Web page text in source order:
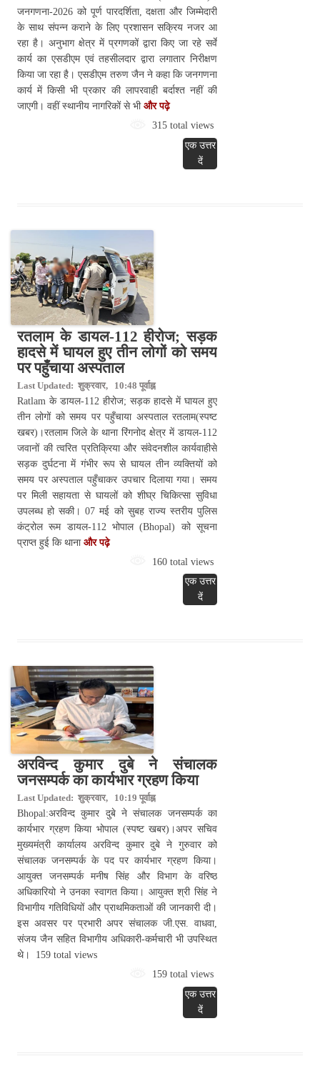
जनगणना-2026 को पूर्ण पारदर्शिता, दक्षता और जिम्मेदारी
के साथ संपन्न कराने के लिए प्रशासन सक्रिय नजर आ
रहा है। अनुभाग क्षेत्र में प्रगणकों द्वारा किए जा रहे सर्वे
कार्य का एसडीएम एवं तहसीलदार द्वारा लगातार निरीक्षण
किया जा रहा है। एसडीएम तरुण जैन ने कहा कि जनगणना
कार्य में किसी भी प्रकार की लापरवाही बर्दाश्त नहीं की
जाएगी। वहीं स्थानीय नागरिकों से भी और पढ़े
315 total views
एक उत्तर
दें
रतलाम के डायल-112 हीरोज; सड़क
हादसे में घायल हुए तीन लोगों को समय
पर पहुँचाया अस्पताल
Last Updated: शुक्रवार, 10:48 पूर्वाह्न
Ratlam के डायल-112 हीरोज; सड़क हादसे में घायल हुए
तीन लोगों को समय पर पहुँचाया अस्पताल रतलाम(स्पष्ट
खबर)।रतलाम जिले के थाना रिंगनोद क्षेत्र में डायल-112
जवानों की त्वरित प्रतिक्रिया और संवेदनशील कार्यवाहीसे
सड़क दुर्घटना में गंभीर रूप से घायल तीन व्यक्तियों को
समय पर अस्पताल पहुँचाकर उपचार दिलाया गया। समय
पर मिली सहायता से घायलों को शीघ्र चिकित्सा सुविधा
उपलब्ध हो सकी। 07 मई को सुबह राज्य स्तरीय पुलिस
कंट्रोल रूम डायल-112 भोपाल (Bhopal) को सूचना
प्राप्त हुई कि थाना और पढ़े
160 total views
एक उत्तर
दें
अरविन्द कुमार दुबे ने संचालक
जनसम्पर्क का कार्यभार ग्रहण किया
Last Updated: शुक्रवार, 10:19 पूर्वाह्न
Bhopal:अरविन्द कुमार दुबे ने संचालक जनसम्पर्क का
कार्यभार ग्रहण किया भोपाल (स्पष्ट खबर)।अपर सचिव
मुख्यमंत्री कार्यालय अरविन्द कुमार दुबे ने गुरुवार को
संचालक जनसम्पर्क के पद पर कार्यभार ग्रहण किया।
आयुक्त जनसम्पर्क मनीष सिंह और विभाग के वरिष्ठ
अधिकारियो ने उनका स्वागत किया। आयुक्त श्री सिंह ने
विभागीय गतिविधियों और प्राथमिकताओं की जानकारी दी।
इस अवसर पर प्रभारी अपर संचालक जी.एस. वाधवा,
संजय जैन सहित विभागीय अधिकारी-कर्मचारी भी उपस्थित
थे। 159 total views
159 total views
एक उत्तर
दें